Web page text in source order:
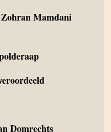
Mamdani
Domrechts